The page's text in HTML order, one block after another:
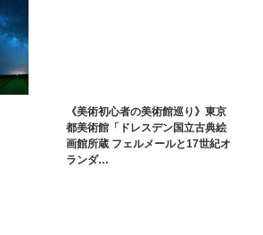
《美術初心者の美術館巡り》東京
都美術館「ドレスデン国立古典絵
画館所蔵 フェルメールと17世紀オ
ランダ…